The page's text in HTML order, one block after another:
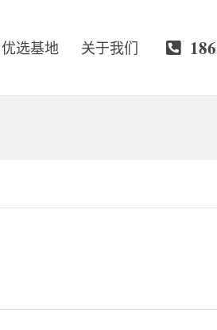
优选基地 关于我们